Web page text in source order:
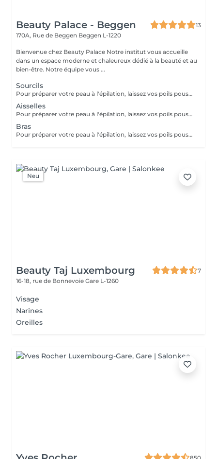
Beauty Palace - Beggen
13
170A, Rue de Beggen Beggen L-1220
Bienvenue chez Beauty Palace Notre institut vous accueille
dans un espace moderne et chaleureux dédié à la beauté et au
bien-être. Notre équipe vous ...
Sourcils
Pour préparer votre peau à l'épilation, laissez vos poils pousser pendant au moins deux semaines après le dernier rasage pour assurer une longueur adéquate. Il est également recommandé, mais non indispensable, d'effectuer un gommage doux 24 heures avant la séance pour éliminer les cellules mortes et faciliter l'extraction des poils. Le jour de l'épilation, évitez d'appliquer des crèmes ou des huiles sur la zone concernée afin d'assurer une bonne adhérence de la cire. Enfin, protégez votre peau en évitant l'exposition au soleil ou les séances de bronzage, qui pourraient la rendre plus sensible et irritable.
Aisselles
Pour préparer votre peau à l'épilation, laissez vos poils pousser pendant au moins deux semaines après le dernier rasage pour assurer une longueur adéquate. Il est également recommandé, mais non indispensable, d'effectuer un gommage doux 24 heures avant la séance pour éliminer les cellules mortes et faciliter l'extraction des poils. Le jour de l'épilation, évitez d'appliquer des crèmes ou des huiles sur la zone concernée afin d'assurer une bonne adhérence de la cire. Enfin, protégez votre peau en évitant l'exposition au soleil ou les séances de bronzage, qui pourraient la rendre plus sensible et irritable.
Bras
Pour préparer votre peau à l'épilation, laissez vos poils pousser pendant au moins deux semaines après le dernier rasage pour assurer une longueur adéquate. Il est également recommandé, mais non indispensable, d'effectuer un gommage doux 24 heures avant la séance pour éliminer les cellules mortes et faciliter l'extraction des poils. Le jour de l'épilation, évitez d'appliquer des crèmes ou des huiles sur la zone concernée afin d'assurer une bonne adhérence de la cire. Enfin, protégez votre peau en évitant l'exposition au soleil ou les séances de bronzage, qui pourraient la rendre plus sensible et irritable.
Neu
Beauty Taj Luxembourg
7
16-18, rue de Bonnevoie Gare L-1260
Visage
Narines
Oreilles